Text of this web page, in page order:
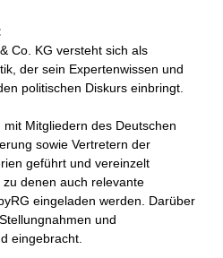
Co. KG versteht sich als
der sein Expertenwissen und
politischen Diskurs einbringt.
Mitgliedern des Deutschen
sowie Vertretern der
geführt und vereinzelt
denen auch relevante
eingeladen werden. Darüber
und